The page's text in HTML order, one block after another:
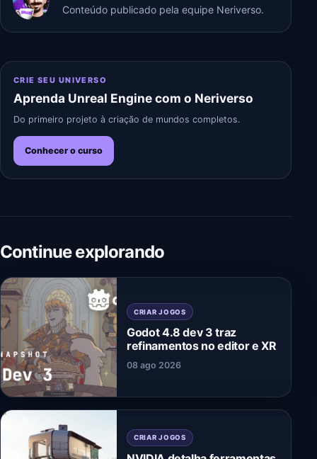
Conteúdo publicado pela equipe Neriverso.
CRIE SEU UNIVERSO
Aprenda Unreal Engine com o Neriverso
Do primeiro projeto à criação de mundos completos.
Conhecer o curso
Continue explorando
CRIAR JOGOS
Godot 4.8 dev 3 traz
refinamentos no editor e XR
08 ago 2026
CRIAR JOGOS